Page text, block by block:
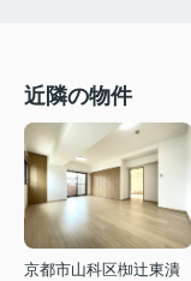
近隣の物件
京都市山科区椥辻東潰